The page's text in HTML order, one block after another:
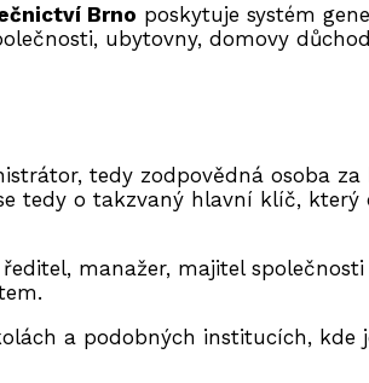
Brno poskytuje systém
ubytovny, domovy
tedy zodpovědná osoba
tedy o takzvaný hlavní klíč, který
manažer, majitel
a podobných institucích,